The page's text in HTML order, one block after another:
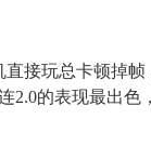
接玩总卡顿掉
的表现最出色